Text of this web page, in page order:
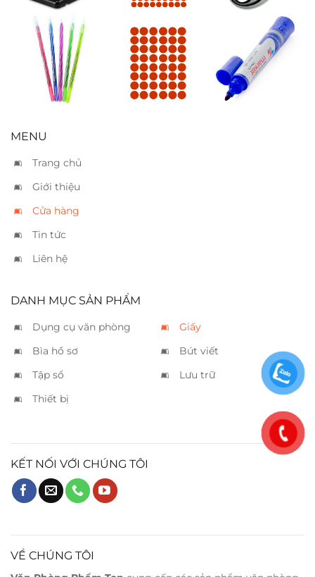
Bút bi nến sọc
Nhãn decal
tròn cam 6×8
Bút lông dầu
TL PM09 xanh
MENU
Trang chủ
Giới thiệu
Cửa hàng
Tin tức
Liên hệ
DANH MỤC SẢN PHẨM
Dụng cụ văn phòng
Giấy
Bìa hồ sơ
Bút viết
Tập sổ
Lưu trữ
Thiết bị
KẾT NỐI VỚI CHÚNG TÔI
VỀ CHÚNG TÔI